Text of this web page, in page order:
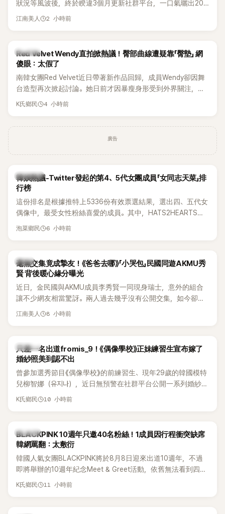
狀況等風波後，終於睽違3個月更新社群平台，一口氣曬出20
張近況照，讓大批粉絲又驚又喜。其中，一張生日蛋糕照意外
江南美人 2 小時前
K-POP
Red Velvet Wendy直拍掀熱議！臀部曲線遭疑靠「臀墊」 網
傻眼：太假了
南韓女團Red Velvet近日帶著新作品回歸，成員Wendy卻因舞
台造型再次掀起討論。她日前才因暴瘦身形受到外界關注，又
被質疑在舞台上使用臀墊，如今最新打歌舞台曝光後，再度因
K氏鄉民 4 小時前
廣告
熱議討論
韓娛熱議-Twitter發起的第4、5代女團成員「女同志天菜」排
行榜
這份排名是根據推特上5336份有效票選結果，選出四、五代女
偶像中，最受女性粉絲喜愛的成員。其中，HATS2HEARTS成
員包攬了前三名，展現了她們在女性社群中的高人氣。
泡菜鄉民 6 小時前
韓星
毫無交集竟成摯友！《爸爸去哪》「小哭包」民國同遊AKMU秀
賢 背後暖心緣分曝光
近日，金民國與AKMU成員李秀賢一同現身瑞士，意外的組合
讓不少網友相當驚訝。兩人過去幾乎沒有公開交集，如今卻一
起踏上瑞士之旅，也讓粉絲紛紛好奇：「他們到底是怎麼認識
江南美人 8 小時前
K-POP
只差一名出道fromis_9！《偶像學校》正妹練習生宣布嫁了
婚紗照美到認不出
曾參加選秀節目《偶像學校》的前練習生、現年29歲的韓國模特
兒柳智娜（유지나），近日無預警在社群平台公開一系列婚紗
照，親自宣布即將步入婚姻，消息曝光後讓不少曾追看節目的
K氏鄉民 10 小時前
K-POP
BLACKPINK 10週年只邀40名粉絲！1成員因行程衝突缺席
韓網罵翻：太敷衍
韓國人氣女團BLACKPINK將於8月8日迎來出道10週年，不過
即將舉辦的10週年紀念Meet & Greet活動，依舊無法看到四人
合體。根據韓媒《MyDaily》7日報導，當天將由Jisoo（智秀）、
K氏鄉民 11 小時前